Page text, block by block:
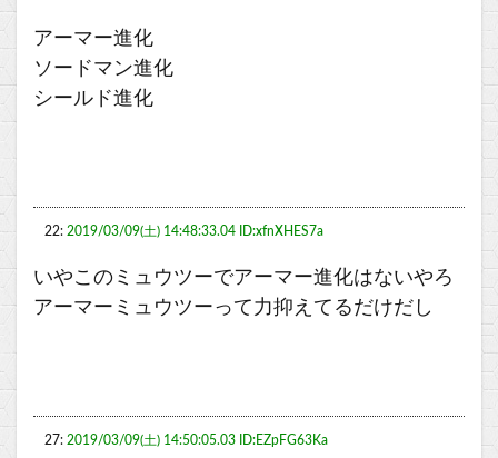
アーマー進化
ソードマン進化
シールド進化
22: 2019/03/09(土) 14:48:33.04 ID:xfnXHES7a
いやこのミュウツーでアーマー進化はないやろ
アーマーミュウツーって力抑えてるだけだし
27: 2019/03/09(土) 14:50:05.03 ID:EZpFG63Ka